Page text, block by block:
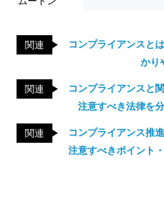
関連
コンプライアンスと
かり
関連
コンプライアンスと
注意すべき法律を
関連
コンプライアンス推
注意すべきポイント